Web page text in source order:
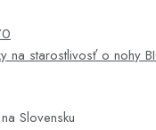
na starostlivosť o nohy
Slovensku